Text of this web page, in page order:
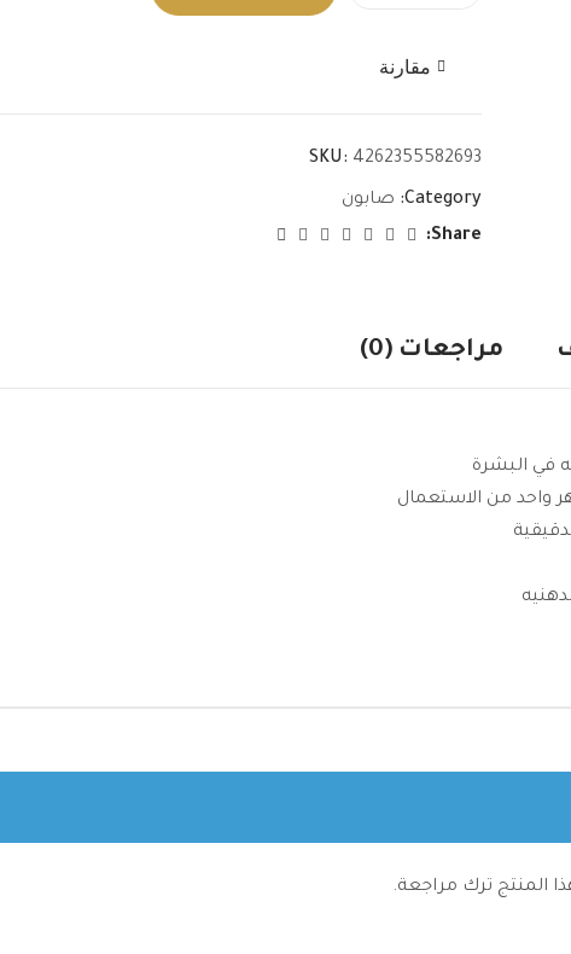
مقارنة
SKU: 4262355582693
Category: صابون
Share:
مراجعات (0)
في البشرة
واحد من الاستعمال
المنتج ترك مراجعة.